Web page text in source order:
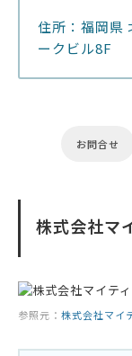
住所：福岡県
ークビル8F
お問合せ
株式会社マ
参照元： 株式会社マイ